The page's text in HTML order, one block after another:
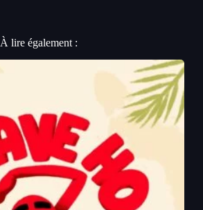
À lire également :